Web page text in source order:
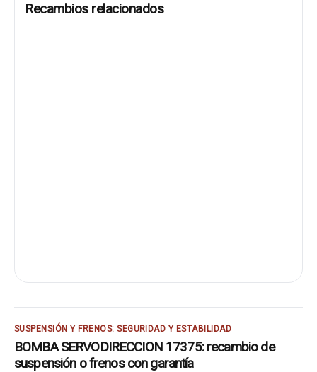
Recambios relacionados
SUSPENSIÓN Y FRENOS: SEGURIDAD Y ESTABILIDAD
BOMBA SERVODIRECCION 17375: recambio de
suspensión o frenos con garantía